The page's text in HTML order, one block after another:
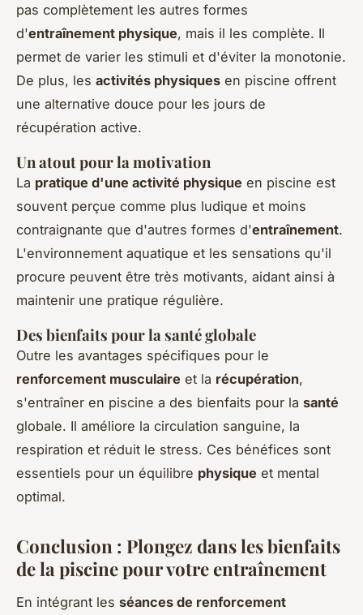
pas complètement les autres formes
d'entraînement physique, mais il les complète. Il
permet de varier les stimuli et d'éviter la monotonie.
De plus, les activités physiques en piscine offrent
une alternative douce pour les jours de
récupération active.
Un atout pour la motivation
La pratique d'une activité physique en piscine est
souvent perçue comme plus ludique et moins
contraignante que d'autres formes d'entraînement.
L'environnement aquatique et les sensations qu'il
procure peuvent être très motivants, aidant ainsi à
maintenir une pratique régulière.
Des bienfaits pour la santé globale
Outre les avantages spécifiques pour le
renforcement musculaire et la récupération,
s'entraîner en piscine a des bienfaits pour la santé
globale. Il améliore la circulation sanguine, la
respiration et réduit le stress. Ces bénéfices sont
essentiels pour un équilibre physique et mental
optimal.
Conclusion : Plongez dans les bienfaits
de la piscine pour votre entraînement
En intégrant les séances de renforcement